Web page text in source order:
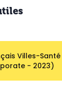
Villes-Santé
- 2023)